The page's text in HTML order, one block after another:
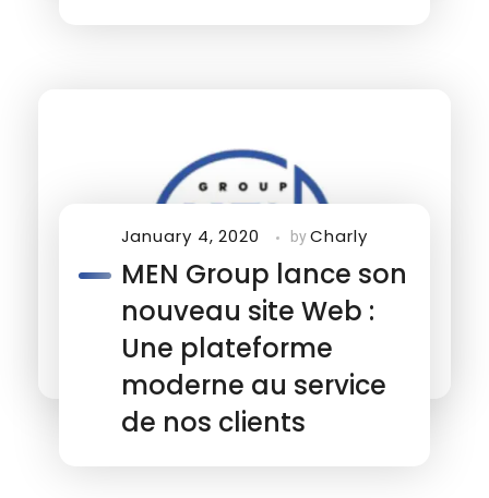
January 4, 2020 byCharly
MEN Group lance son
nouveau site Web :
Une plateforme
moderne au service
de nos clients